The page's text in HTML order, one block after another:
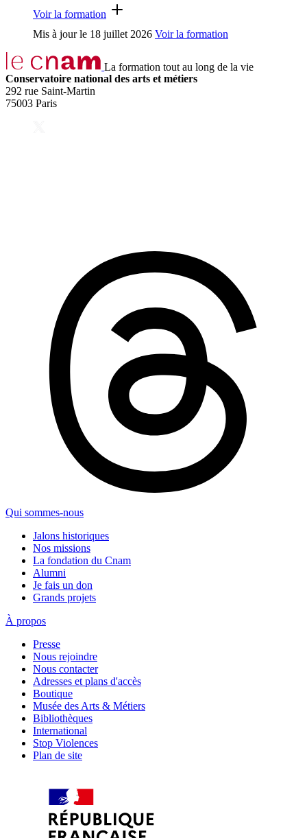
Voir la formation
Mis à jour le 18 juillet 2026 Voir la formation
La formation tout au long de la vie
Conservatoire national des arts et métiers
292 rue Saint-Martin
75003 Paris
Qui sommes-nous
Jalons historiques
Nos missions
La fondation du Cnam
Alumni
Je fais un don
Grands projets
À propos
Presse
Nous rejoindre
Nous contacter
Adresses et plans d'accès
Boutique
Musée des Arts & Métiers
Bibliothèques
International
Stop Violences
Plan de site